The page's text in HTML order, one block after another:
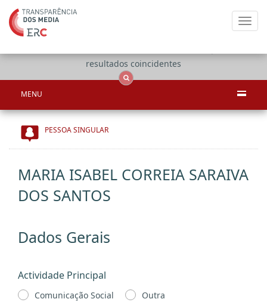
resultados coincidentes
MENU
PESSOA SINGULAR
MARIA ISABEL CORREIA SARAIVA
DOS SANTOS
Dados Gerais
Actividade Principal
Comunicação Social Outra